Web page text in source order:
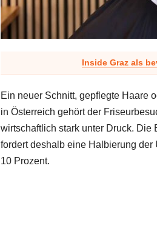
Inside Graz als
Ein neuer Schnitt, gepflegte Haare
in Österreich gehört der
wirtschaftlich stark unter Druck.
fordert deshalb eine Halbierung
10 Prozent.